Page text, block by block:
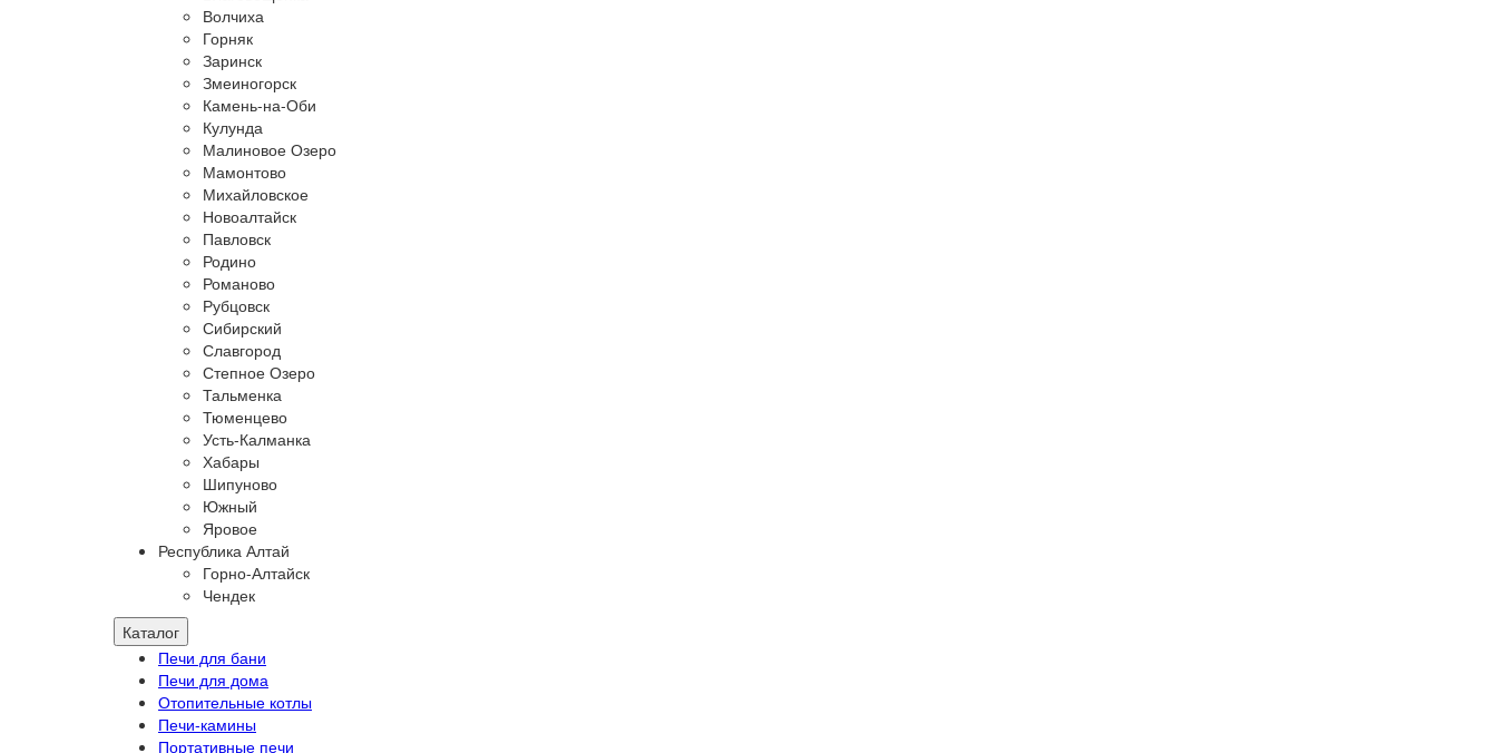
Волчиха
Горняк
Заринск
Змеиногорск
Камень-на-Оби
Кулунда
Малиновое Озеро
Мамонтово
Михайловское
Новоалтайск
Павловск
Родино
Романово
Рубцовск
Сибирский
Славгород
Степное Озеро
Тальменка
Тюменцево
Усть-Калманка
Хабары
Шипуново
Южный
Яровое
Республика Алтай
Горно-Алтайск
Чендек
Каталог
Печи для бани
Печи для дома
Отопительные котлы
Печи-камины
Портативные печи